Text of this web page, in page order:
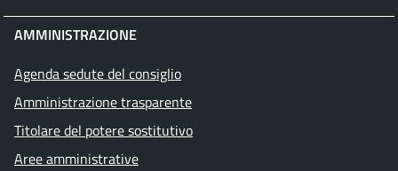
AMMINISTRAZIONE
Agenda sedute del consiglio
Amministrazione trasparente
Titolare del potere sostitutivo
Aree amministrative